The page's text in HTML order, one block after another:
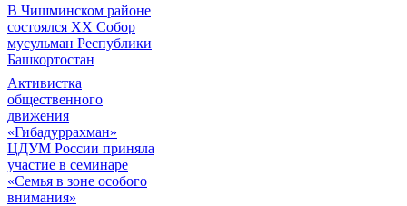
В Чишминском районе
состоялся XX Собор
мусульман Республики
Башкортостан
Активистка
общественного
движения
«Гибадуррахман»
ЦДУМ России приняла
участие в семинаре
«Семья в зоне особого
внимания»